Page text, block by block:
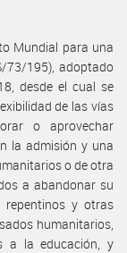
Mundial para una
73/195), adoptado
desde el cual se
de las vías
o aprovechar
la admisión y una
o de otra
a abandonar su
repentinos y otras
humanitarios,
a la educación, y